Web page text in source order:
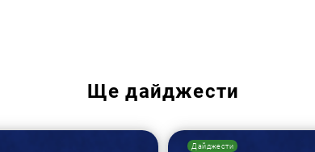
Щедайджести
Дайджести